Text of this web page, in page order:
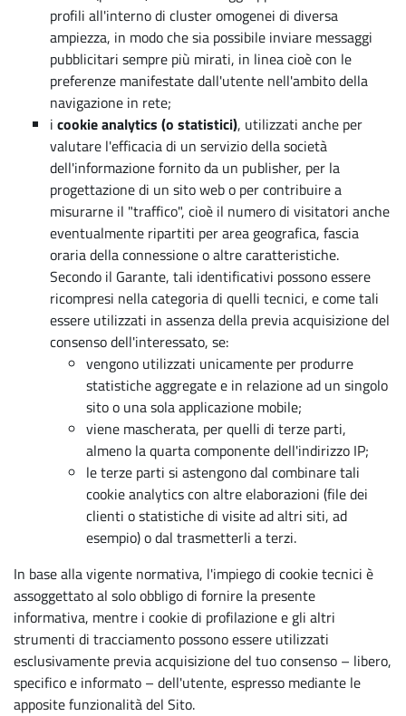
profili all'interno di cluster omogenei di diversa
ampiezza, in modo che sia possibile inviare messaggi
pubblicitari sempre più mirati, in linea cioè con le
preferenze manifestate dall'utente nell'ambito della
navigazione in rete;
i cookie analytics (o statistici), utilizzati anche per
valutare l'efficacia di un servizio della società
dell'informazione fornito da un publisher, per la
progettazione di un sito web o per contribuire a
misurarne il "traffico", cioè il numero di visitatori anche
eventualmente ripartiti per area geografica, fascia
oraria della connessione o altre caratteristiche.
Secondo il Garante, tali identificativi possono essere
ricompresi nella categoria di quelli tecnici, e come tali
essere utilizzati in assenza della previa acquisizione del
consenso dell'interessato, se:
vengono utilizzati unicamente per produrre
statistiche aggregate e in relazione ad un singolo
sito o una sola applicazione mobile;
viene mascherata, per quelli di terze parti,
almeno la quarta componente dell'indirizzo IP;
le terze parti si astengono dal combinare tali
cookie analytics con altre elaborazioni (file dei
clienti o statistiche di visite ad altri siti, ad
esempio) o dal trasmetterli a terzi.
In base alla vigente normativa, l'impiego di cookie tecnici è
assoggettato al solo obbligo di fornire la presente
informativa, mentre i cookie di profilazione e gli altri
strumenti di tracciamento possono essere utilizzati
esclusivamente previa acquisizione del tuo consenso – libero,
specifico e informato – dell'utente, espresso mediante le
apposite funzionalità del Sito.